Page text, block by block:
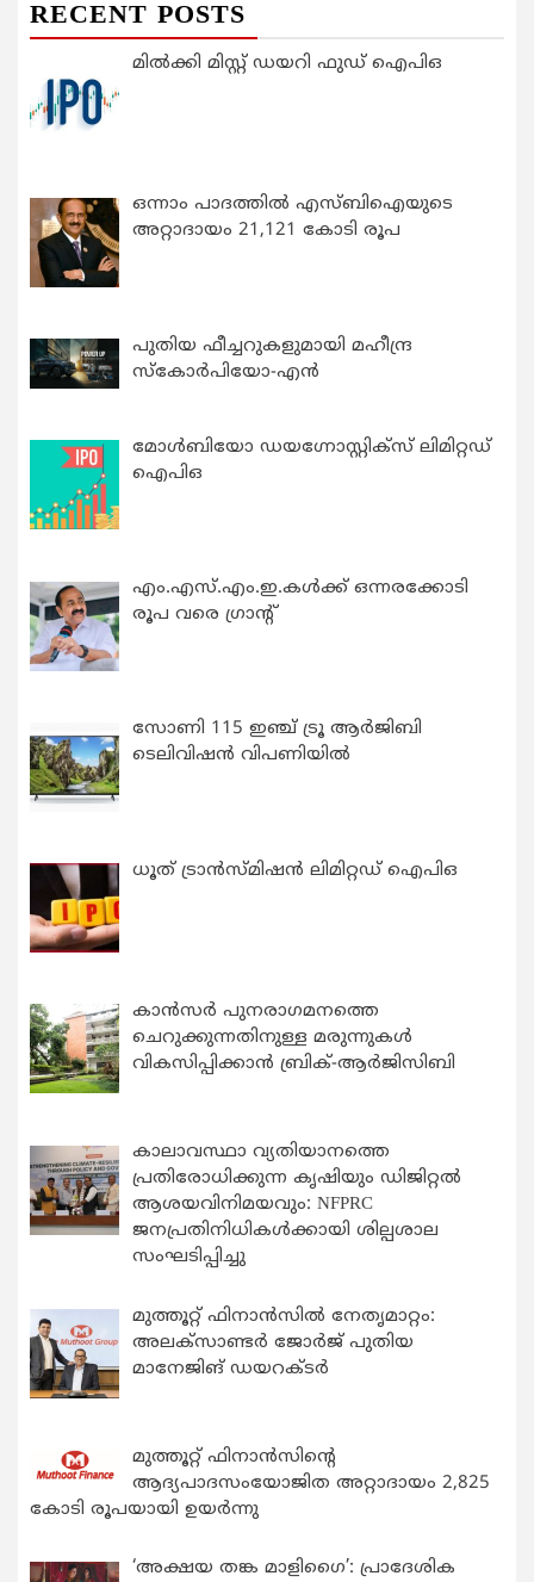
RECENT POSTS
മിൽക്കി മിസ്റ്റ് ഡയറി ഫുഡ് ഐപിഒ
ഒന്നാം പാദത്തിൽ എസ്ബിഐയുടെ
അറ്റാദായം 21,121 കോടി രൂപ
പുതിയ ഫീച്ചറുകളുമായി മഹീന്ദ്ര
സ്കോർപിയോ-എൻ
മോൾബിയോ ഡയഗ്നോസ്റ്റിക്സ് ലിമിറ്റഡ്
ഐപിഒ
എം.എസ്.എം.ഇ.കൾക്ക് ഒന്നരക്കോടി
രൂപ വരെ ഗ്രാന്റ്
സോണി 115 ഇഞ്ച് ട്രൂ ആർജിബി
ടെലിവിഷൻ വിപണിയിൽ
ധൂത് ട്രാൻസ്മിഷൻ ലിമിറ്റഡ് ഐപിഒ
കാന്‍സര്‍ പുനരാഗമനത്തെ
ചെറുക്കുന്നതിനുള്ള മരുന്നുകള്‍
വികസിപ്പിക്കാന്‍ ബ്രിക്-ആര്‍ജിസിബി
കാലാവസ്ഥാ വ്യതിയാനത്തെ
പ്രതിരോധിക്കുന്ന കൃഷിയും ഡിജിറ്റൽ
ആശയവിനിമയവും: NFPRC
ജനപ്രതിനിധികൾക്കായി ശില്പശാല
സംഘടിപ്പിച്ചു
മുത്തൂറ്റ് ഫിനാൻസിൽ നേതൃമാറ്റം:
അലക്സാണ്ടർ ജോർജ് പുതിയ
മാനേജിങ് ഡയറക്ടർ
മുത്തൂറ്റ് ഫിനാൻസിന്റെ
ആദ്യപാദസംയോജിത അറ്റാദായം 2,825
കോടി രൂപയായി ഉയർന്നു
‘അക്ഷയ തങ്ക മാളിഗൈ’: പ്രാദേശിക